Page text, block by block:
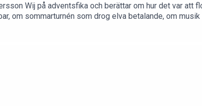
Wij på adventsfika och berättar om hur det var
om sommarturnén som drog elva betalande, om
och humor, rus och nykterhet och om vad Jonas skulle
/tomasanderssonwijAvsnittet är sponsrat av